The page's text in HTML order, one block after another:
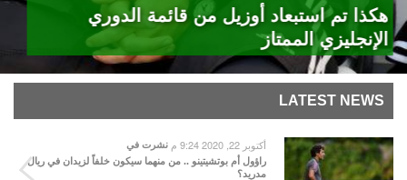
هكذا تم استبعاد أوزيل من قائمة الدوري
الإنجليزي الممتاز
LATEST NEWS
نشرت في أكتوبر 22, 2020 9:24 م
راؤول أم بوتشيتينو .. من منهما سيكون خلفاً لزيدان في ريال
مدريد؟